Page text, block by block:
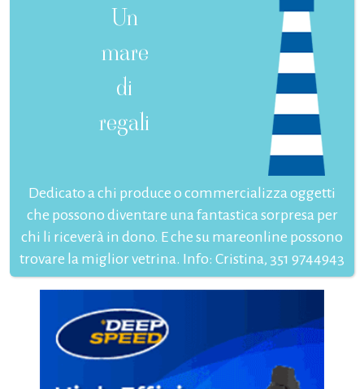
Un
mare
di
regali
Dedicato a chi produce o commercializza oggetti
che possono diventare una fantastica sorpresa per
chi li riceverà in dono. E che su mareonline possono
trovare la miglior vetrina. Info: Cristina, 351 9744943